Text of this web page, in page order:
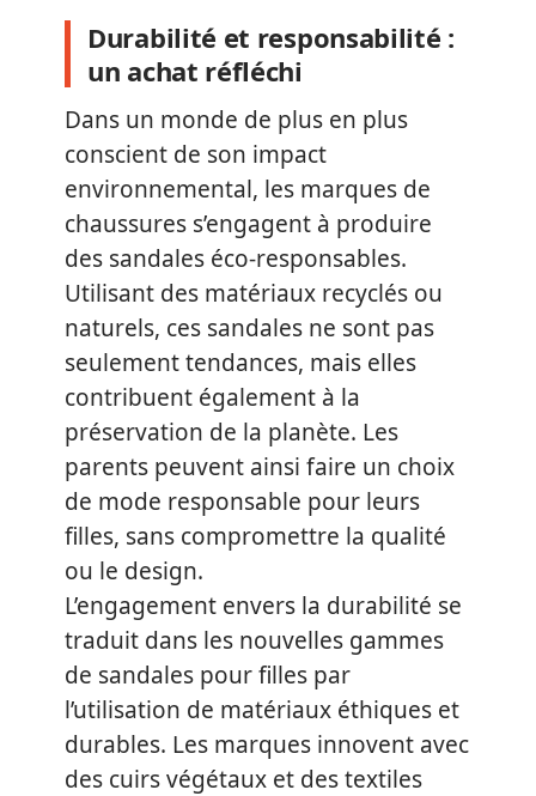
Durabilité et responsabilité :
un achat réfléchi
Dans un monde de plus en plus
conscient de son impact
environnemental, les marques de
chaussures s’engagent à produire
des sandales éco-responsables.
Utilisant des matériaux recyclés ou
naturels, ces sandales ne sont pas
seulement tendances, mais elles
contribuent également à la
préservation de la planète. Les
parents peuvent ainsi faire un choix
de mode responsable pour leurs
filles, sans compromettre la qualité
ou le design.
L’engagement envers la durabilité se
traduit dans les nouvelles gammes
de sandales pour filles par
l’utilisation de matériaux éthiques et
durables. Les marques innovent avec
des cuirs végétaux et des textiles